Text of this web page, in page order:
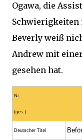
Ogawa, die
Schwierigkeiten
Beverly weiß
Andrew mit
gesehen hat.
Nr.
(ges.)
Deutscher Titel